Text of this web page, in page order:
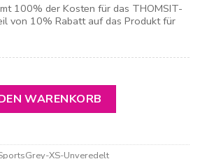
100% der Kosten für das THOMSIT-
von 10% Rabatt auf das Produkt für
Menge
WARENKORB
XS-Unveredelt